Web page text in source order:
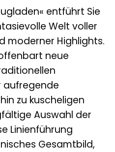
entführt Sie
Welt voller
moderner Highlights.
neue
aufregende
zu kuscheligen
Auswahl der
Linienführung
Gesamtbild,